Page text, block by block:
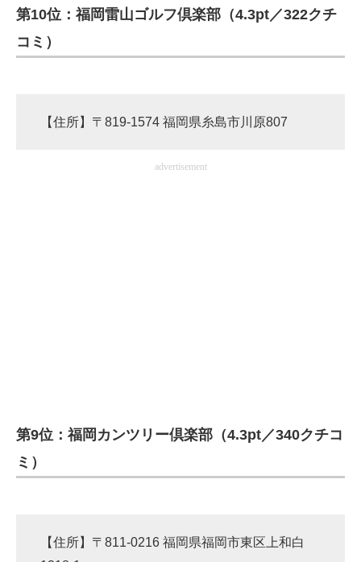
第10位：福岡雷山ゴルフ倶楽部（4.3pt／322クチ
コミ）
【住所】〒819-1574 福岡県糸島市川原807
advertisement
第9位：福岡カンツリー倶楽部（4.3pt／340クチコ
ミ）
【住所】〒811-0216 福岡県福岡市東区上和白